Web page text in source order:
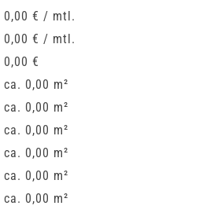
0,00 € / mtl.
0,00 € / mtl.
0,00 €
ca. 0,00 m²
ca. 0,00 m²
ca. 0,00 m²
ca. 0,00 m²
ca. 0,00 m²
ca. 0,00 m²